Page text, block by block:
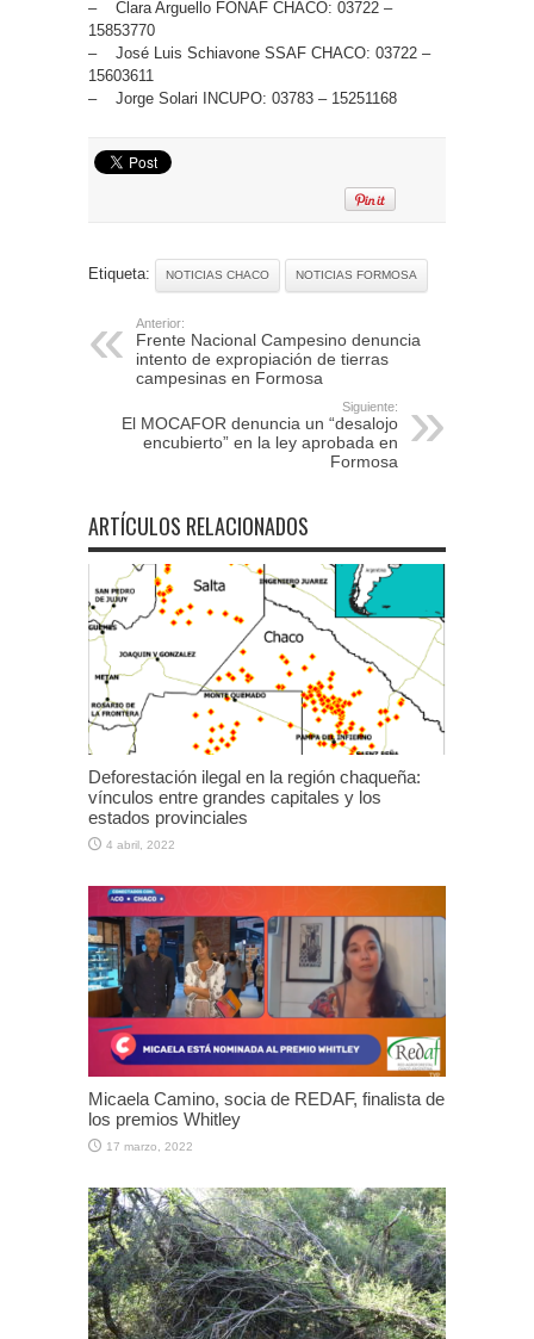
– Clara Arguello FONAF CHACO: 03722 –
15853770
– José Luis Schiavone SSAF CHACO: 03722 –
15603611
– Jorge Solari INCUPO: 03783 – 15251168
Etiqueta: NOTICIAS CHACO NOTICIAS FORMOSA
Anterior:
Frente Nacional Campesino denuncia
intento de expropiación de tierras
campesinas en Formosa
Siguiente:
El MOCAFOR denuncia un “desalojo
encubierto” en la ley aprobada en
Formosa
ARTÍCULOS RELACIONADOS
Deforestación ilegal en la región chaqueña:
vínculos entre grandes capitales y los
estados provinciales
4 abril, 2022
Micaela Camino, socia de REDAF, finalista de
los premios Whitley
17 marzo, 2022